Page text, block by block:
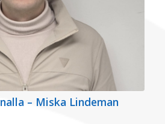
– Miska Lindeman